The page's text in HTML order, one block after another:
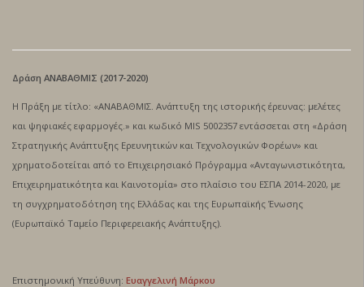
Δράση ΑΝΑΒΑΘΜΙΣ (2017-2020)
Η Πράξη με τίτλο: «ΑΝΑΒΑΘΜΙΣ. Ανάπτυξη της ιστορικής έρευνας: μελέτες
και ψηφιακές εφαρμογές.» και κωδικό MIS 5002357 εντάσσεται στη «Δράση
Στρατηγικής Ανάπτυξης Ερευνητικών και Τεχνολογικών Φορέων» και
χρηματοδοτείται από το Επιχειρησιακό Πρόγραμμα «Ανταγωνιστικότητα,
Επιχειρηματικότητα και Καινοτομία» στο πλαίσιο του ΕΣΠΑ 2014-2020, με
τη συγχρηματοδότηση της Ελλάδας και της Ευρωπαϊκής Ένωσης
(Ευρωπαϊκό Ταμείο Περιφερειακής Ανάπτυξης).
Επιστημονική Yπεύθυνη: Ευαγγελινή Μάρκου